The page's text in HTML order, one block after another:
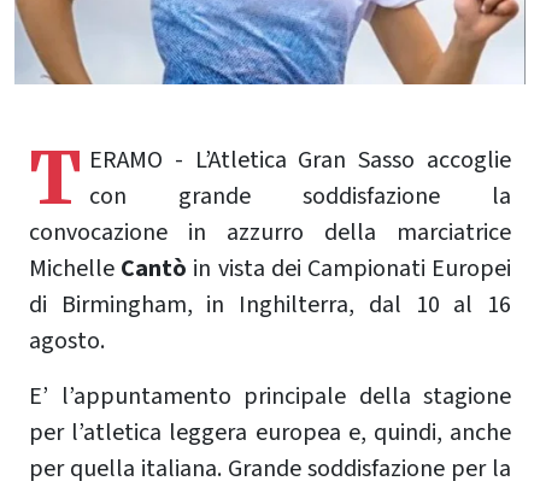
T ERAMO - L’Atletica Gran Sasso accoglie
con grande soddisfazione la
convocazione in azzurro della marciatrice
Michelle Cantò in vista dei Campionati Europei
di Birmingham, in Inghilterra, dal 10 al 16
agosto.
E’ l’appuntamento principale della stagione
per l’atletica leggera europea e, quindi, anche
per quella italiana. Grande soddisfazione per la